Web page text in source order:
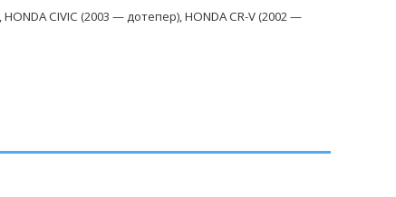
,HONDA CIVIC (2003 — дотепер),HONDA CR-V (2002 —